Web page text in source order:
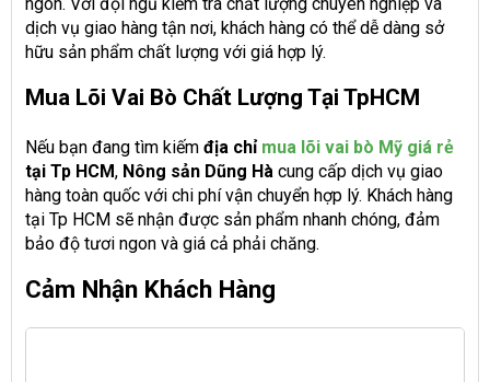
dịch vụ giao hàng tận nơi, khách hàng có thể dễ dàng sở
hữu sản phẩm chất lượng với giá hợp lý.
Mua Lõi Vai Bò Chất Lượng Tại TpHCM
Nếu bạn đang tìm kiếm địa chỉ mua lõi vai bò Mỹ giá rẻ
tại Tp HCM, Nông sản Dũng Hà cung cấp dịch vụ giao
hàng toàn quốc với chi phí vận chuyển hợp lý. Khách hàng
tại Tp HCM sẽ nhận được sản phẩm nhanh chóng, đảm
bảo độ tươi ngon và giá cả phải chăng.
Cảm Nhận Khách Hàng